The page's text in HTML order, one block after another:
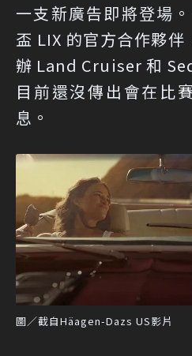
一支新廣告即將登場
盃 LIX 的官方合作夥
辦 Land Cruiser 和
目前還沒傳出會在比
息。
圖／截自Häagen-Dazs US影片